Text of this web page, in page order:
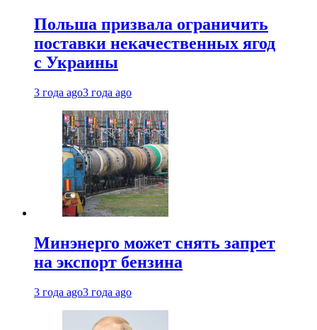
Польша призвала ограничить
поставки некачественных ягод
с Украины
3 года ago3 года ago
Минэнерго может снять запрет
на экспорт бензина
3 года ago3 года ago